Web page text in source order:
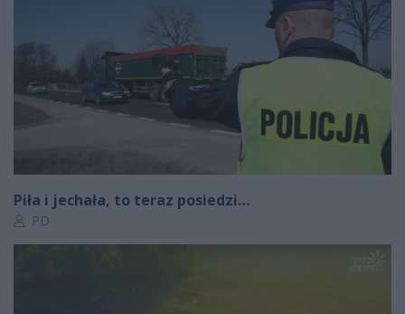
Piła i jechała, to teraz posiedzi…
Autor artykułu:
PD